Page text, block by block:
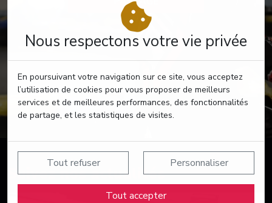
Nous respectons votre vie privée
En poursuivant votre navigation sur ce site, vous acceptez
l’utilisation de cookies pour vous proposer de meilleurs
services et de meilleures performances, des fonctionnalités
de partage, et les statistiques de visites.
Tout refuser Personnaliser
Tout accepter
Suivez nos actualités